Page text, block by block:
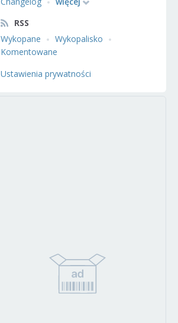
RSS
Wykopane
Wykopalisko
Komentowane
Ustawienia prywatności